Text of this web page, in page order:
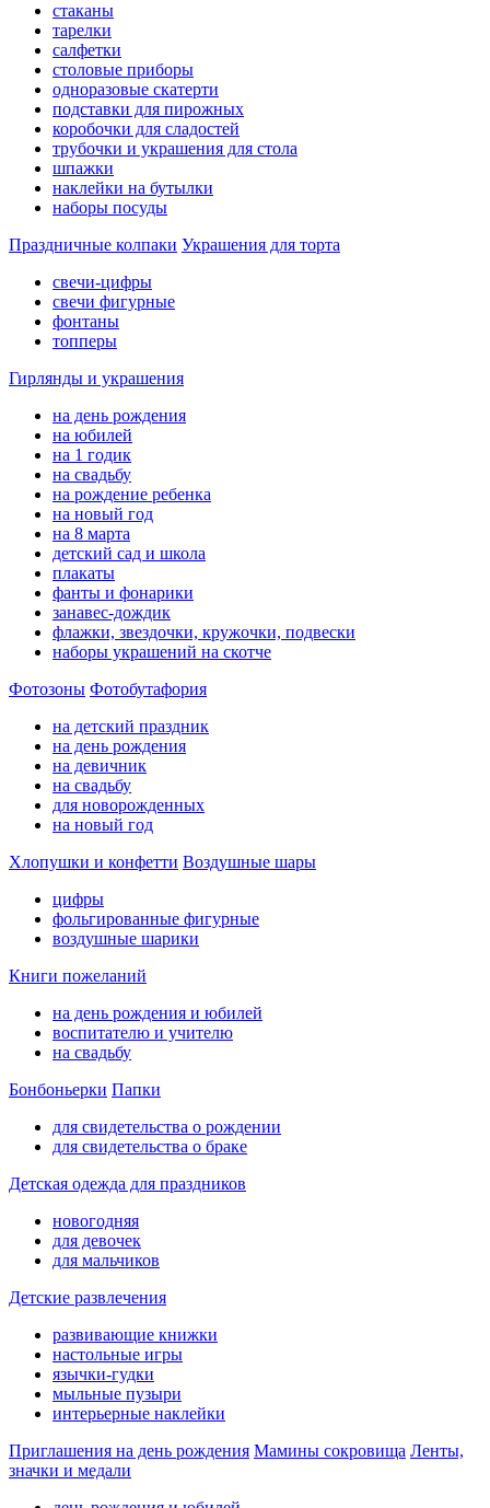
стаканы
тарелки
салфетки
столовые приборы
одноразовые скатерти
подставки для пирожных
коробочки для сладостей
трубочки и украшения для стола
шпажки
наклейки на бутылки
наборы посуды
Праздничные колпаки Украшения для торта
свечи-цифры
свечи фигурные
фонтаны
топперы
Гирлянды и украшения
на день рождения
на юбилей
на 1 годик
на свадьбу
на рождение ребенка
на новый год
на 8 марта
детский сад и школа
плакаты
фанты и фонарики
занавес-дождик
флажки, звездочки, кружочки, подвески
наборы украшений на скотче
Фотозоны Фотобутафория
на детский праздник
на день рождения
на девичник
на свадьбу
для новорожденных
на новый год
Хлопушки и конфетти Воздушные шары
цифры
фольгированные фигурные
воздушные шарики
Книги пожеланий
на день рождения и юбилей
воспитателю и учителю
на свадьбу
Бонбоньерки Папки
для свидетельства о рождении
для свидетельства о браке
Детская одежда для праздников
новогодняя
для девочек
для мальчиков
Детские развлечения
развивающие книжки
настольные игры
язычки-гудки
мыльные пузыри
интерьерные наклейки
Приглашения на день рождения Мамины сокровища Ленты,
значки и медали